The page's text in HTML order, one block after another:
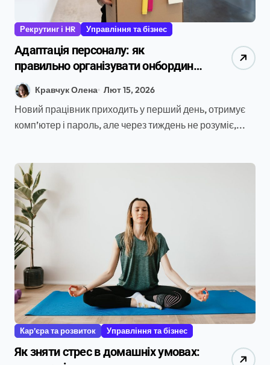
Рекрутинг і HR Управління та бізнес
Адаптація персоналу: як
правильно організувати онбординг
у 2026 році
Кравчук Олена Лют 15, 2026
Новий працівник приходить у перший день, отримує
комп’ютер і пароль, але через тиждень не розуміє,...
Кар’єра та розвиток Управління та бізнес
Як зняти стрес в домашніх умовах: